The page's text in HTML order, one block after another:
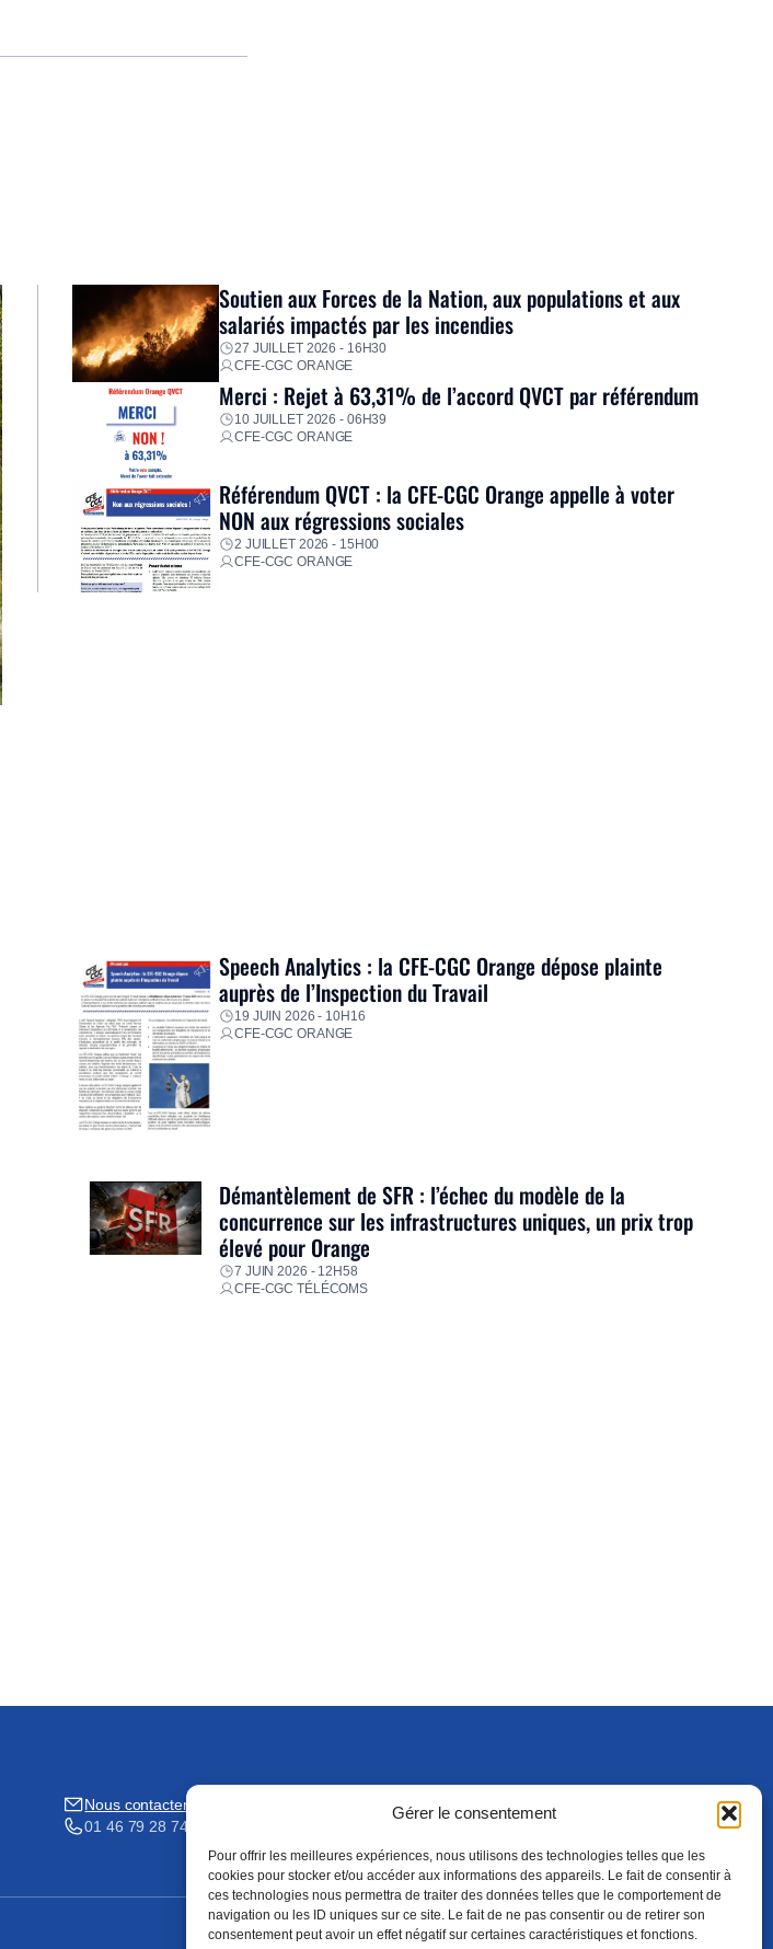
Gérer le consentement
Pour offrir les meilleures expériences, nous utilisons des technologies telles que les
cookies pour stocker et/ou accéder aux informations des appareils. Le fait de consentir à
ces technologies nous permettra de traiter des données telles que le comportement de
navigation ou les ID uniques sur ce site. Le fait de ne pas consentir ou de retirer son
consentement peut avoir un effet négatif sur certaines caractéristiques et fonctions.
Soutien aux Forces de la Nation, aux populations et aux
salariés impactés par les incendies
27 JUILLET 2026 - 16H30
CFE-CGC ORANGE
Merci : Rejet à 63,31% de l’accord QVCT par référendum
10 JUILLET 2026 - 06H39
CFE-CGC ORANGE
Référendum QVCT : la CFE-CGC Orange appelle à voter
NON aux régressions sociales
2 JUILLET 2026 - 15H00
CFE-CGC ORANGE
Speech Analytics : la CFE-CGC Orange dépose plainte
auprès de l’Inspection du Travail
19 JUIN 2026 - 10H16
CFE-CGC ORANGE
Démantèlement de SFR : l’échec du modèle de la
concurrence sur les infrastructures uniques, un prix trop
élevé pour Orange
7 JUIN 2026 - 12H58
CFE-CGC TÉLÉCOMS
Nous contacter
01 46 79 28 74
S'ABONNER
(NOUVELLE FENÊTRE)
ADHÉRER